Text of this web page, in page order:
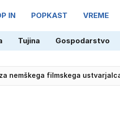
IN POPKAST VREME
Tujina Gospodarstvo
nemškega filmskega